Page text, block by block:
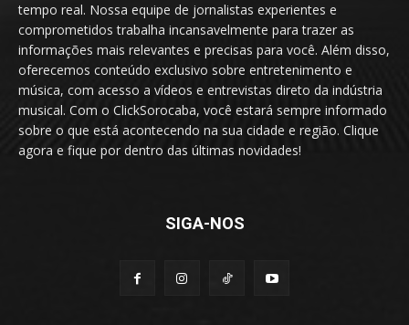
tempo real. Nossa equipe de jornalistas experientes e
comprometidos trabalha incansavelmente para trazer as
informações mais relevantes e precisas para você. Além disso,
oferecemos conteúdo exclusivo sobre entretenimento e
música, com acesso a vídeos e entrevistas direto da indústria
musical. Com o ClickSorocaba, você estará sempre informado
sobre o que está acontecendo na sua cidade e região. Clique
agora e fique por dentro das últimas novidades!
SIGA-NOS